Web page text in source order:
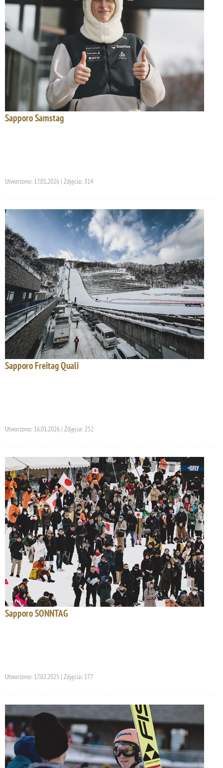
Sapporo Samstag
Utworzono: 17.01.2026 | Zdjęcia: 314
Sapporo Freitag Quali
Utworzono: 16.01.2026 | Zdjęcia: 252
Sapporo SONNTAG
Utworzono: 17.02.2025 | Zdjęcia: 177